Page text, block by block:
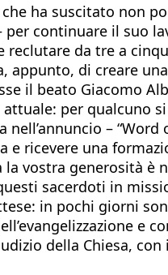
ha suscitato non
continuare il suo
da tre a
appunto, di creare
il beato Giacomo
per qualcuno
– “Word
ricevere una
vostra generosità
sacerdoti in
in pochi giorni
e
della Chiesa,